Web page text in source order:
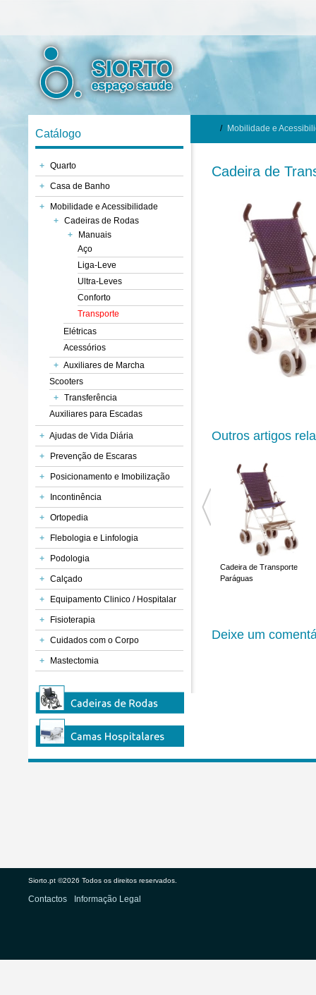
Catálogo
+ Quarto
+ Casa de Banho
+
Mobilidade e Acessibilidade
+
Cadeiras de Rodas
+
Manuais
Aço
Liga-Leve
Ultra-Leves
Conforto
Transporte
Elétricas
Acessórios
+ Auxiliares de Marcha
Scooters
+
Transferência
Auxiliares para Escadas
+ Ajudas de Vida Diária
+ Prevenção de Escaras
+ Posicionamento e Imobilização
+ Incontinência
+ Ortopedia
+ Flebologia e Linfologia
+ Podologia
+ Calçado
+ Equipamento Clinico / Hospitalar
+ Fisioterapia
+ Cuidados com o Corpo
+ Mastectomia
/ Mobilidade e
Cadeira de
Outros artigos
Cadeira Manual AluLite
Cadeira de Transporte
Cadeira de Transporte
Paráguas
Deixe um
Siorto.pt ©2026 Todos os direitos reservados.
Contactos Informação Legal